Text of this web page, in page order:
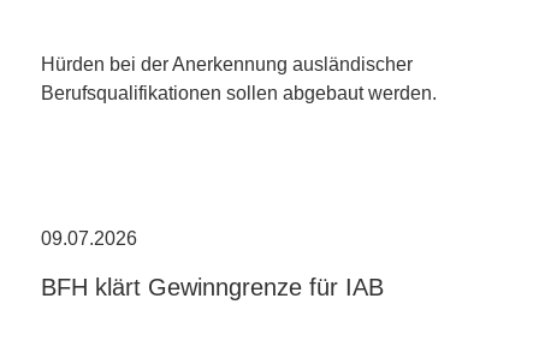
Hürden bei der Anerkennung ausländischer
Berufsqualifikationen sollen abgebaut werden.
09.07.2026
BFH klärt Gewinngrenze für IAB